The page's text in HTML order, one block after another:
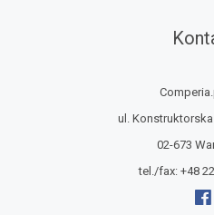
ul. Konstruktorska
02-673
tel./fax: +48